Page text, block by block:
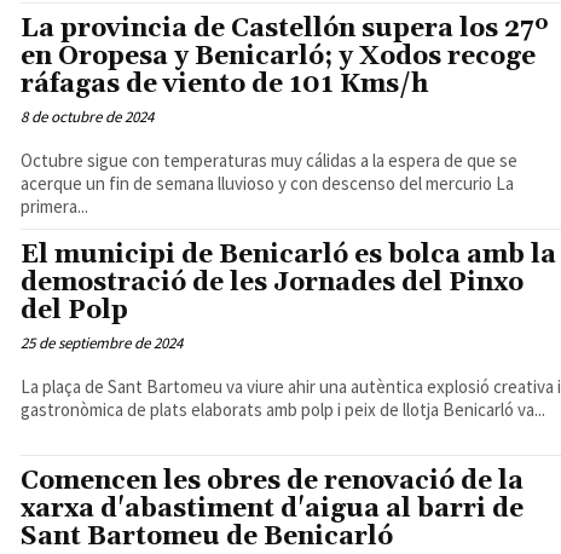
La provincia de Castellón supera los 27º
en Oropesa y Benicarló; y Xodos recoge
ráfagas de viento de 101 Kms/h
8 de octubre de 2024
Octubre sigue con temperaturas muy cálidas a la espera de que se
acerque un fin de semana lluvioso y con descenso del mercurio La
primera...
El municipi de Benicarló es bolca amb la
demostració de les Jornades del Pinxo
del Polp
25 de septiembre de 2024
La plaça de Sant Bartomeu va viure ahir una autèntica explosió creativa i
gastronòmica de plats elaborats amb polp i peix de llotja Benicarló va...
Comencen les obres de renovació de la
xarxa d'abastiment d'aigua al barri de
Sant Bartomeu de Benicarló